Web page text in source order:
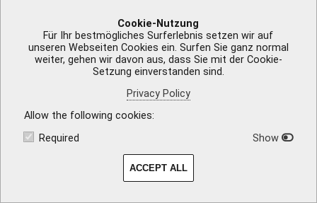
Cookie-Nutzung
Für Ihr bestmögliches Surferlebnis setzen wir auf
unseren Webseiten Cookies ein. Surfen Sie ganz normal
weiter, gehen wir davon aus, dass Sie mit der Cookie-
Setzung einverstanden sind.
Privacy Policy
Allow the following cookies
Required
Show
ACCEPT ALL